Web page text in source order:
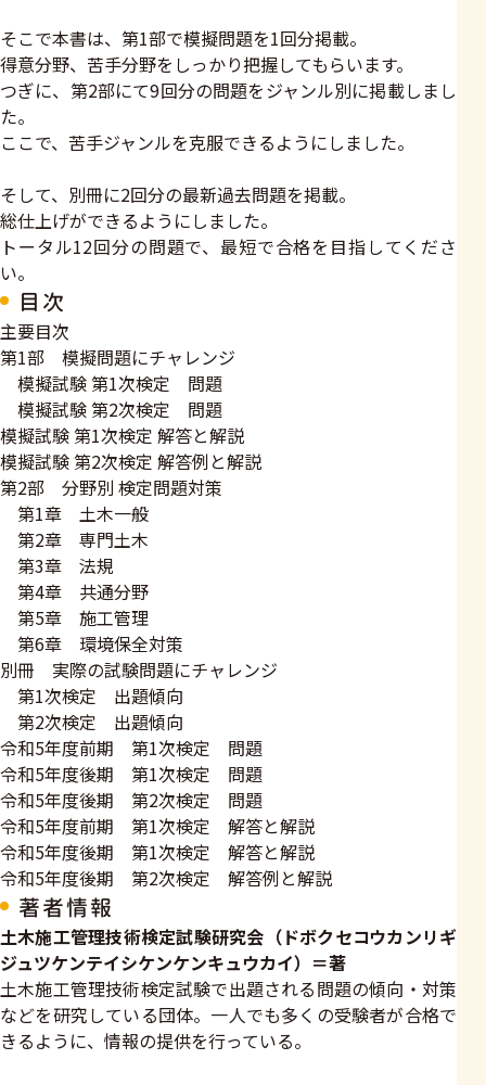
そこで本書は、第1部で模擬問題を1回分掲載。
得意分野、苦手分野をしっかり把握してもらいます。
つぎに、第2部にて9回分の問題をジャンル別に掲載しまし
た。
ここで、苦手ジャンルを克服できるようにしました。
そして、別冊に2回分の最新過去問題を掲載。
総仕上げができるようにしました。
トータル12回分の問題で、最短で合格を目指してくださ
い。
目次
主要目次
第1部 模擬問題にチャレンジ
模擬試験 第1次検定 問題
模擬試験 第2次検定 問題
模擬試験 第1次検定 解答と解説
模擬試験 第2次検定 解答例と解説
第2部 分野別 検定問題対策
第1章 土木一般
第2章 専門土木
第3章 法規
第4章 共通分野
第5章 施工管理
第6章 環境保全対策
別冊 実際の試験問題にチャレンジ
第1次検定 出題傾向
第2次検定 出題傾向
令和5年度前期 第1次検定 問題
令和5年度後期 第1次検定 問題
令和5年度後期 第2次検定 問題
令和5年度前期 第1次検定 解答と解説
令和5年度後期 第1次検定 解答と解説
令和5年度後期 第2次検定 解答例と解説
著者情報
土木施工管理技術検定試験研究会（ドボクセコウカンリギ
ジュツケンテイシケンケンキュウカイ）＝著
土木施工管理技術検定試験で出題される問題の傾向・対策
などを研究している団体。一人でも多くの受験者が合格で
きるように、情報の提供を行っている。